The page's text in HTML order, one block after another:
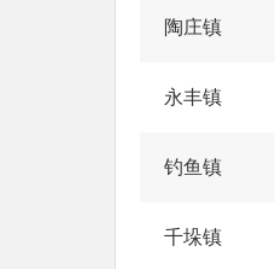
陶庄镇
永丰镇
钓鱼镇
千垛镇